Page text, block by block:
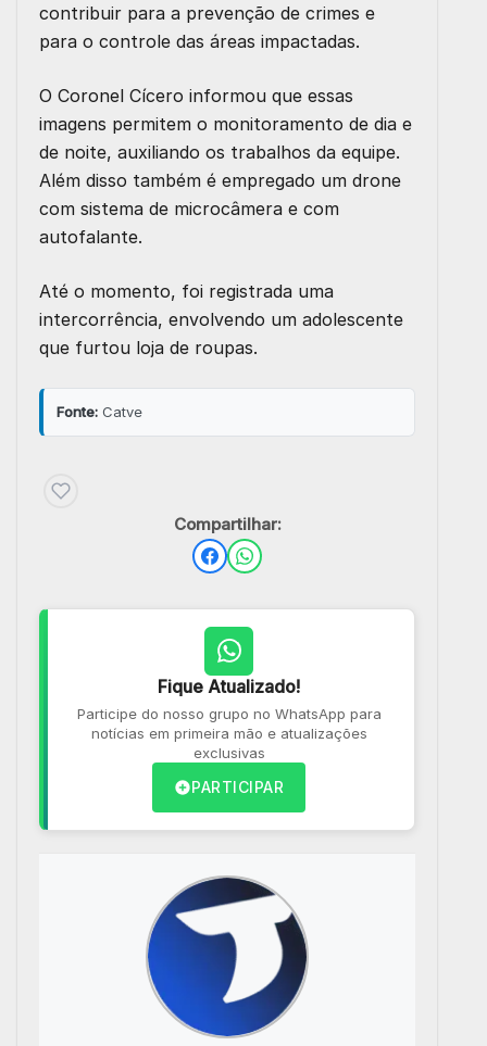
contribuir para a prevenção de crimes e
para o controle das áreas impactadas.
O Coronel Cícero informou que essas
imagens permitem o monitoramento de dia e
de noite, auxiliando os trabalhos da equipe.
Além disso também é empregado um drone
com sistema de microcâmera e com
autofalante.
Até o momento, foi registrada uma
intercorrência, envolvendo um adolescente
que furtou loja de roupas.
Fonte: Catve
Compartilhar:
Fique Atualizado!
Participe do nosso grupo no WhatsApp para
notícias em primeira mão e atualizações
exclusivas
PARTICIPAR